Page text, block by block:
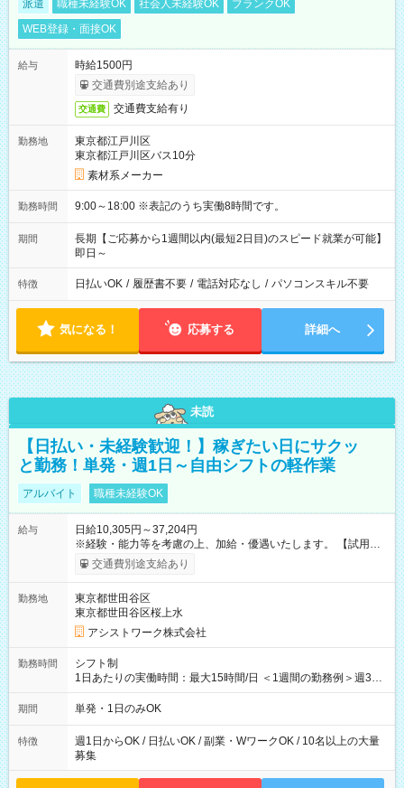
派遣 職種未経験OK 社会人未経験OK
ブランクOK
WEB登録・面接OK
給与
時給1500円
交通費別途支給あり
交通費 交通費支給有り
勤務地
東京都江戸川区
東京都江戸川区バス10分
素材系メーカー
勤務時間 9:00～18:00 ※表記のうち実働8時間です。
期間
長期【ご応募から1週間以内(最短2日目)のスピード就業が可能】
即日～
特徴 日払いOK / 履歴書不要 / 電話対応なし / パソコンスキル不要
気になる！ 応募する 詳細へ
未読
【日払い・未経験歓迎！】稼ぎたい日にサクッ
と勤務！単発・週1日～自由シフトの軽作業
アルバイト 職種未経験OK
給与
日給10,305円～37,204円
※経験・能力等を考慮の上、加給・優遇いたします。 【試用期
間】試用期間なし
交通費別途支給あり
勤務地
東京都世田谷区
東京都世田谷区桜上水
アシストワーク株式会社
勤務時間
シフト制
1日あたりの実働時間：最大15時間/日 ＜1週間の勤務例＞週3回
勤務 勤務：月・水・金 休み：火・木・土・日 好きな時にお仕事
可能です！ ※1日あたりの最大実働時間は日勤、夜勤共に勤務し
期間 単発・1日のみOK
特徴
週1日からOK / 日払いOK / 副業・WワークOK / 10名以上の大量
募集